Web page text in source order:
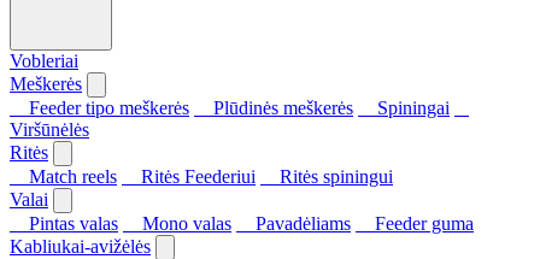
Vobleriai
Meškerės
Feeder tipo meškerės
Plūdinės meškerės
Spiningai
Viršūnėlės
Ritės
Match reels
Ritės Feederiui
Ritės spiningui
Valai
Pintas valas
Mono valas Pavadėliams
Feeder guma
Kabliukai-avižėlės